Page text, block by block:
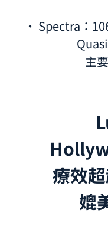
· Spectra：
主
療效
媲